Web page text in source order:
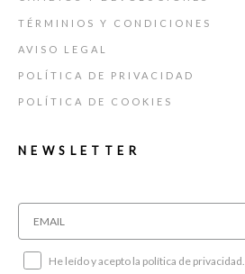
TÉRMINIOS Y CONDICIONES
AVISO LEGAL
POLÍTICA DE PRIVACIDAD
POLÍTICA DE COOKIES
NEWSLETTER
He leído y acepto la política de privacidad.